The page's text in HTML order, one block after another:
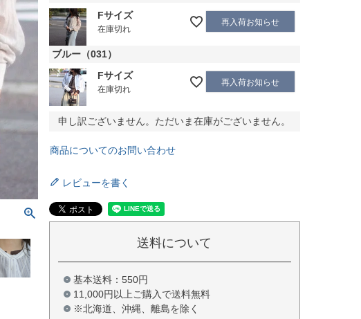
Fサイズ
在庫切れ
再入荷お知らせ
ブルー（031）
Fサイズ
在庫切れ
再入荷お知らせ
申し訳ございません。ただいま在庫がございません。
商品についてのお問い合わせ
レビューを書く
送料について
基本送料：550円
11,000円以上ご購入で送料無料
※北海道、沖縄、離島を除く